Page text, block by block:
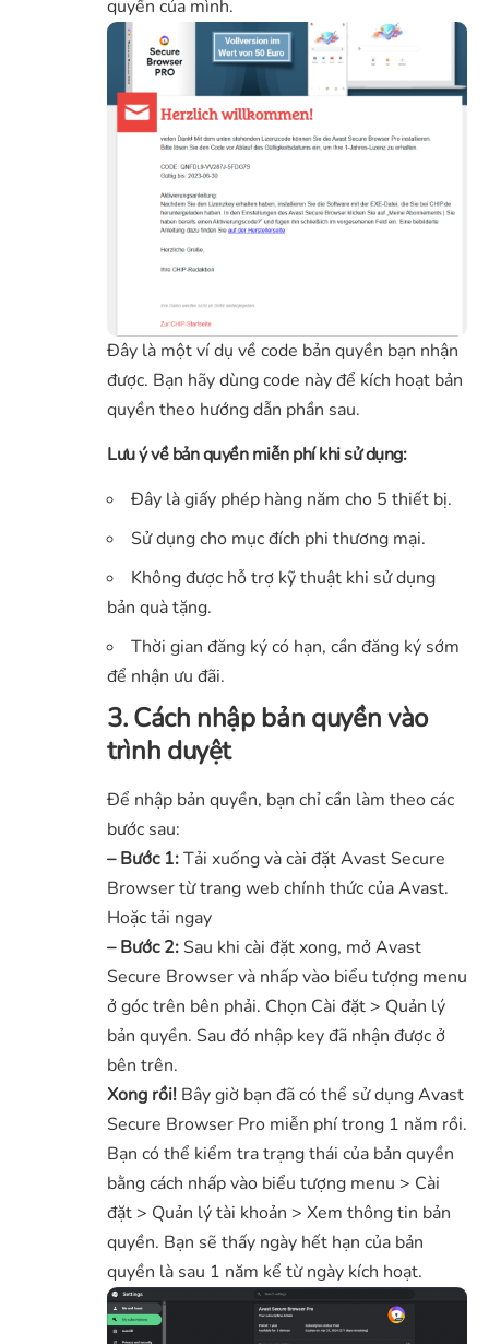
quyền của mình.
Đây là một ví dụ về code bản quyền bạn nhận
được. Bạn hãy dùng code này để kích hoạt bản
quyền theo hướng dẫn phần sau.
Lưu ý về bản quyền miễn phí khi sử dụng:
Đây là giấy phép hàng năm cho 5 thiết bị.
Sử dụng cho mục đích phi thương mại.
Không được hỗ trợ kỹ thuật khi sử dụng
bản quà tặng.
Thời gian đăng ký có hạn, cần đăng ký sớm
để nhận ưu đãi.
3. Cách nhập bản quyền vào
trình duyệt
Để nhập bản quyền, bạn chỉ cần làm theo các
bước sau:
– Bước 1:Tải xuống và cài đặt Avast Secure
Browser từ trangweb chính thức của Avast.
Hoặctải ngay
– Bước 2: Sau khi cài đặt xong, mở Avast
Secure Browser và nhấp vào biểu tượng menu
ở góc trên bên phải. Chọn Cài đặt > Quản lý
bản quyền. Sau đó nhập key đã nhận được ở
bên trên.
Xong rồi! Bây giờ bạn đã có thể sử dụng Avast
Secure Browser Pro miễn phí trong 1 năm rồi.
Bạn có thể kiểm tra trạng thái của bản quyền
bằng cách nhấp vào biểu tượng menu > Cài
đặt > Quản lý tài khoản > Xem thông tin bản
quyền. Bạn sẽ thấy ngày hết hạn của bản
quyền là sau 1 năm kể từ ngày kích hoạt.